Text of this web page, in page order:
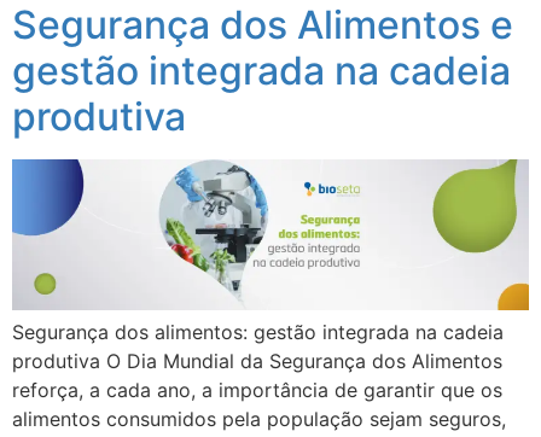
Segurança dos Alimentos e
gestão integrada na cadeia
produtiva
Segurança dos alimentos: gestão integrada na cadeia
produtiva O Dia Mundial da Segurança dos Alimentos
reforça, a cada ano, a importância de garantir que os
alimentos consumidos pela população sejam seguros,